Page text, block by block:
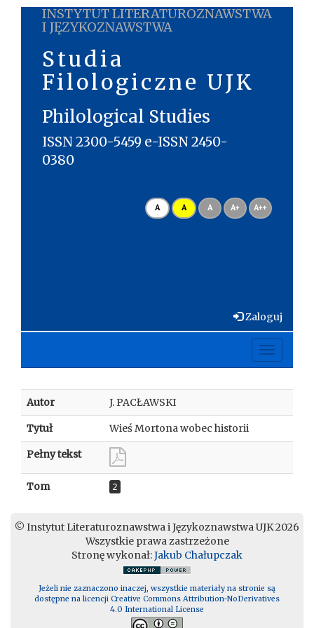
INSTYTUT LITERATUROZNAWSTWA
I JĘZYKOZNAWSTWA
Studia
Filologiczne UJK
Philological Studies
ISSN 2300-5459 e-ISSN 2450-
0380
A A A A+ A++
Zaloguj
Toggle
Autor J. PACŁAWSKI
Tytuł Wieś Mortona wobec historii
Pełny tekst
Tom 2
© Instytut Literaturoznawstwa i Językoznawstwa UJK 2026
Wszystkie prawa zastrzeżone
Stronę wykonał:Jakub Chałupczak
Jeżeli nie zaznaczono inaczej, wszystkie materiały na stronie są
dostępne na licencji Creative Commons Attribution-NoDerivatives
4.0 International License